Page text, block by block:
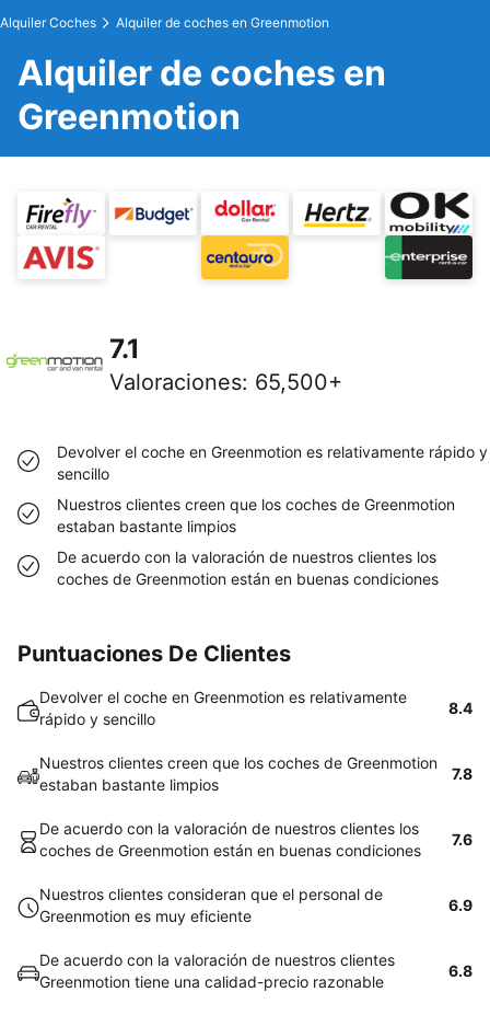
Alquiler Coches Alquiler de coches en Greenmotion
Alquiler de coches en
Greenmotion
7.1
Valoraciones: 65,500+
Devolver el coche en Greenmotion es relativamente rápido y
sencillo
Nuestros clientes creen que los coches de Greenmotion
estaban bastante limpios
De acuerdo con la valoración de nuestros clientes los
coches de Greenmotion están en buenas condiciones
Puntuaciones De Clientes
Devolver el coche en Greenmotion es relativamente
rápido y sencillo
8.4
Nuestros clientes creen que los coches de Greenmotion
estaban bastante limpios
7.8
De acuerdo con la valoración de nuestros clientes los
coches de Greenmotion están en buenas condiciones
7.6
Nuestros clientes consideran que el personal de
Greenmotion es muy eficiente
6.9
De acuerdo con la valoración de nuestros clientes
Greenmotion tiene una calidad-precio razonable
6.8